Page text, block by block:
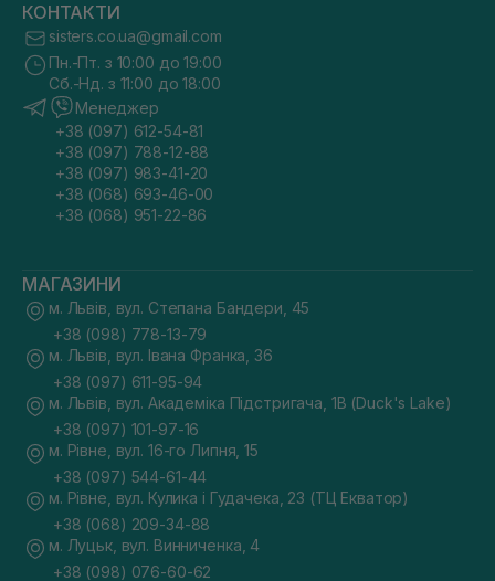
КОНТАКТИ
sisters.co.ua@gmail.com
Пн.-Пт. з 10:00 до 19:00
Сб.-Нд. з 11:00 до 18:00
Менеджер
+38 (097) 612-54-81
+38 (097) 788-12-88
+38 (097) 983-41-20
+38 (068) 693-46-00
+38 (068) 951-22-86
МАГАЗИНИ
м. Львів, вул. Степана Бандери, 45
+38 (098) 778-13-79
м. Львів, вул. Івана Франка, 36
+38 (097) 611-95-94
м. Львів, вул. Академіка Підстригача, 1В (Duck's Lake)
+38 (097) 101-97-16
м. Рівне, вул. 16-го Липня, 15
+38 (097) 544-61-44
м. Рівне, вул. Кулика і Гудачека, 23 (ТЦ Екватор)
+38 (068) 209-34-88
м. Луцьк, вул. Винниченка, 4
+38 (098) 076-60-62